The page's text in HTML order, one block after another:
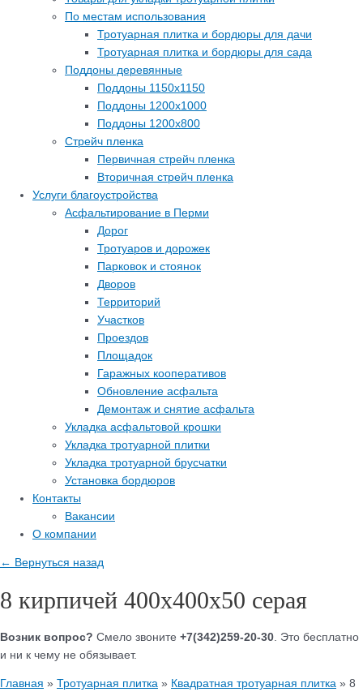
По местам использования
Тротуарная плитка и бордюры для дачи
Тротуарная плитка и бордюры для сада
Поддоны деревянные
Поддоны 1150х1150
Поддоны 1200х1000
Поддоны 1200х800
Стрейч пленка
Первичная стрейч пленка
Вторичная стрейч пленка
Услуги благоустройства
Асфальтирование в Перми
Дорог
Тротуаров и дорожек
Парковок и стоянок
Дворов
Территорий
Участков
Проездов
Площадок
Гаражных кооперативов
Обновление асфальта
Демонтаж и снятие асфальта
Укладка асфальтовой крошки
Укладка тротуарной плитки
Укладка тротуарной брусчатки
Установка бордюров
Контакты
Вакансии
О компании
← Вернуться назад
8 кирпичей 400х400х50 серая
Возник вопрос? Смело звоните +7(342)259-20-30 . Это бесплатно
и ни к чему не обязывает.
Главная » Тротуарная плитка » Квадратная тротуарная плитка » 8